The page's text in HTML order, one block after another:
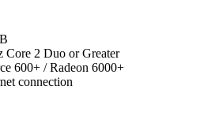
Core 2 Duo or Greater
600+ / Radeon 6000+
connection